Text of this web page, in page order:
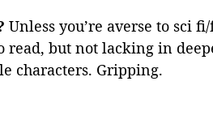
Unless you’re averse to sci
read, but not lacking in
characters. Gripping.